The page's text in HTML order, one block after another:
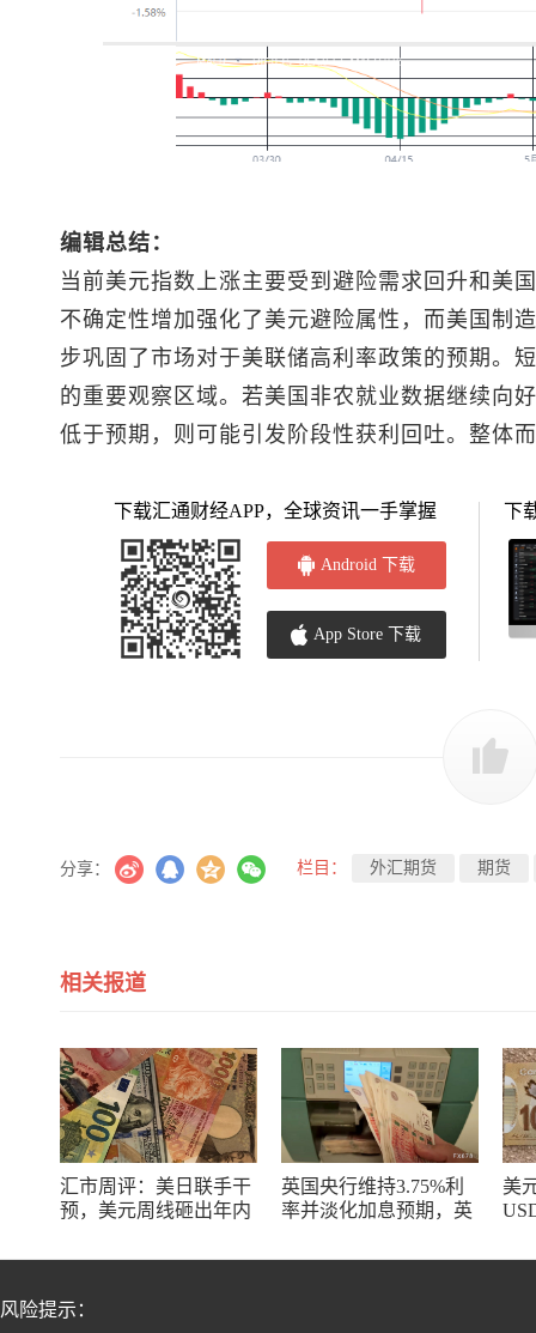
编辑总结：
当前美元指数 上涨主要受到避险需求回升和美
不确定性增加强化了美元避险属性，而美国制
步巩固了市场对于美联储高利率政策的预期。
的重要观察区域。若美国非农就业数据继续向
低于预期，则可能引发阶段性获利回吐。整体
下载汇通财经APP，全球资讯一手掌握
Android 下载
App Store 下载
下
分享： 栏目： 外汇期货 期货
相关报道
汇市周评：美日联手干
预，美元周线砸出年内
在经历一场屠杀
英国央行维持3.75%利
率并淡化加息预期，英
仍存
美
间
风险提示：